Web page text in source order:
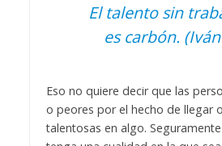
El talento sin
es carbón.
Eso no quiere decir que las
o peores por el hecho de llegar
talentosas en algo.